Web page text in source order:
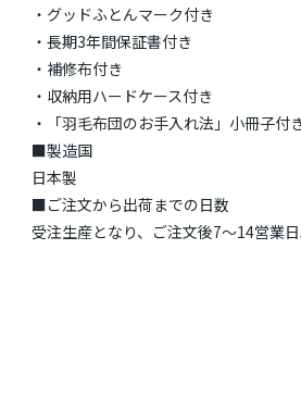
・グッドふとんマーク付き
・長期3年間保証書付き
・補修布付き
・収納用ハードケース付き
・「羽毛布団のお手入れ法」小冊子付
■製造国
日本製
■ご注文から出荷までの日数
受注生産となり、ご注文後7～14営業